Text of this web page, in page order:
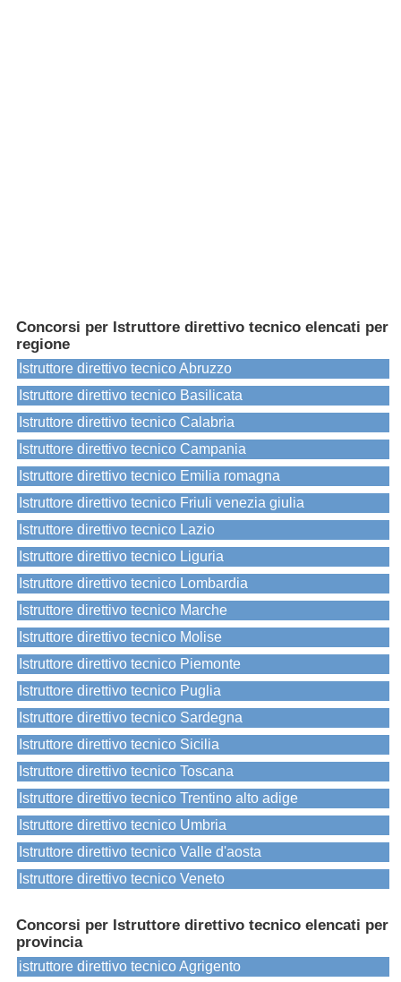
Concorsi per Istruttore direttivo tecnico elencati per
regione
Istruttore direttivo tecnico Abruzzo
Istruttore direttivo tecnico Basilicata
Istruttore direttivo tecnico Calabria
Istruttore direttivo tecnico Campania
Istruttore direttivo tecnico Emilia romagna
Istruttore direttivo tecnico Friuli venezia giulia
Istruttore direttivo tecnico Lazio
Istruttore direttivo tecnico Liguria
Istruttore direttivo tecnico Lombardia
Istruttore direttivo tecnico Marche
Istruttore direttivo tecnico Molise
Istruttore direttivo tecnico Piemonte
Istruttore direttivo tecnico Puglia
Istruttore direttivo tecnico Sardegna
Istruttore direttivo tecnico Sicilia
Istruttore direttivo tecnico Toscana
Istruttore direttivo tecnico Trentino alto adige
Istruttore direttivo tecnico Umbria
Istruttore direttivo tecnico Valle d'aosta
Istruttore direttivo tecnico Veneto
Concorsi per Istruttore direttivo tecnico elencati per
provincia
istruttore direttivo tecnico Agrigento